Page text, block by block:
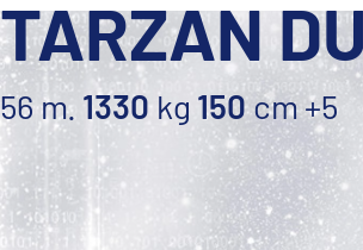
TARZAN
56 m. 1330kg 150cm+5